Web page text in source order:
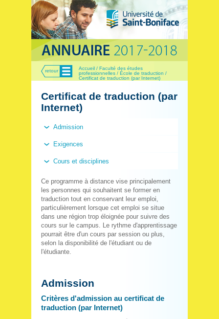
retour Menu
Accueil / Faculté des études
professionnelles / École de traduction /
Certificat de traduction (par Internet)
Certificat de traduction (par
Internet)
Admission
Exigences
Cours et disciplines
Ce programme à distance vise principalement
les personnes qui souhaitent se former en
traduction tout en conservant leur emploi,
particulièrement lorsque cet emploi se situe
dans une région trop éloignée pour suivre des
cours sur le campus. Le rythme d'apprentissage
pourrait être d'un cours par session ou plus,
selon la disponibilité de l'étudiant ou de
l'étudiante.
Admission
Critères d'admission au certificat de
traduction (par Internet)